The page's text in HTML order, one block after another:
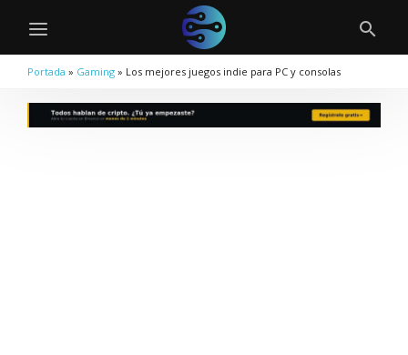
Portada » Gaming » Los mejores juegos indie para PC y consolas